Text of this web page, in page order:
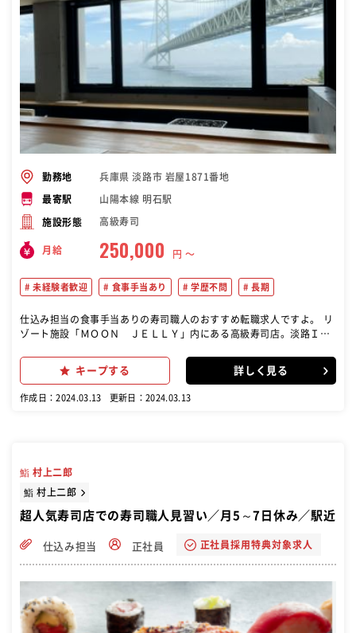
勤務地 兵庫県 淡路市 岩屋1871番地
最寄駅 山陽本線 明石駅
施設形態 高級寿司
月給 250,000 円 〜
未経験者歓迎 食事手当あり 学歴不問 長期
仕込み担当の食事手当ありの寿司職人のおすすめ転職求人ですよ。 リ
ゾート施設「ＭＯＯＮ ＪＥＬＬＹ」内にある高級寿司店。淡路ＩＣ
ンスタッフ(社員)、ホールスタッフ(アルバイト)の募集♪ 終電迄の勤
務時間なども相談のります。
キープする 詳しく見る
作成日：2024.03.13 更新日：2024.03.13
鮨 村上二郎
鮨 村上二郎
超人気寿司店での寿司職人見習い／月5～7日休み／駅近
仕込み担当 正社員 正社員採用特典対象求人